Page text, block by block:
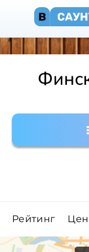
Рейтинг